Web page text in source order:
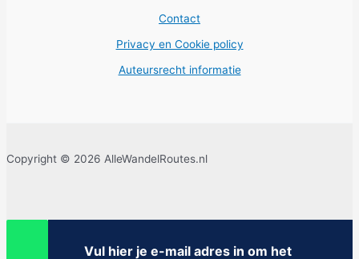
Contact
Privacy en Cookie policy
Auteursrecht informatie
Copyright © 2026 AlleWandelRoutes.nl
Vul hier je e-mail adres in om het